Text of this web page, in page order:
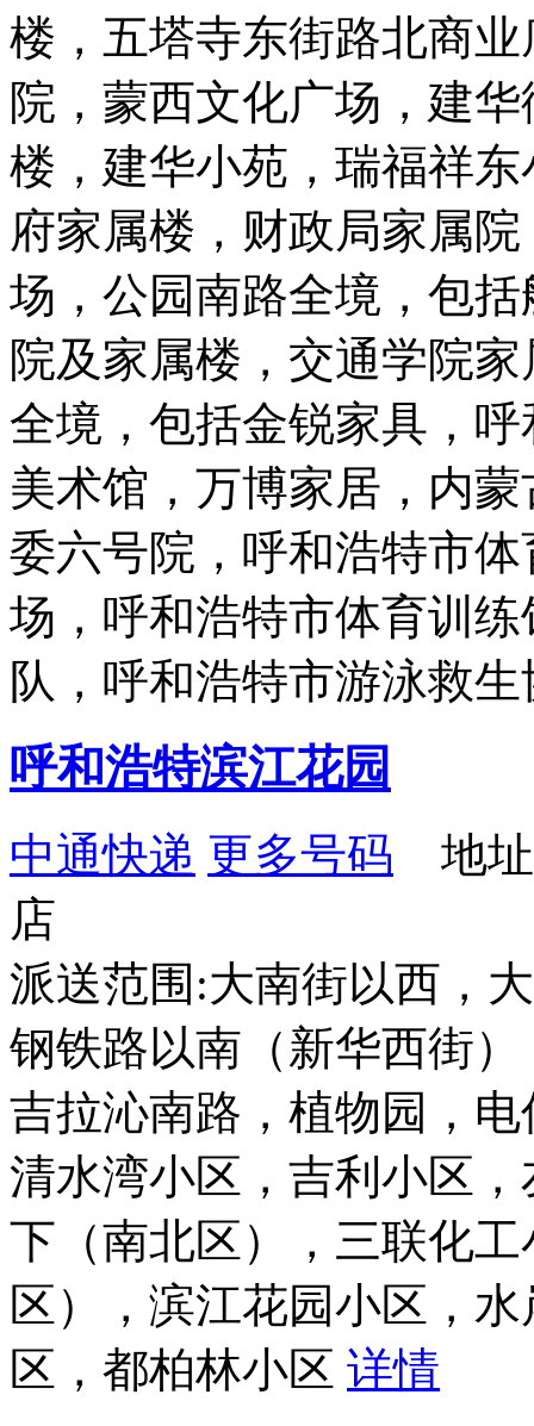
楼，五塔寺东街路北商
院，蒙西文化广场，建
楼，建华小苑，瑞福祥
府家属楼，财政局家属
场，公园南路全境，包
院及家属楼，交通学院
全境，包括金锐家具，
美术馆，万博家居，内
委六号院，呼和浩特市
场，呼和浩特市体育训
队，呼和浩特市游泳救
呼和浩特滨江花园
中通快递 更多号码 地址
店
派送范围:大南街以西，
钢铁路以南（新华西街
吉拉沁南路，植物园，
清水湾小区，吉利小区
下（南北区），三联化
区），滨江花园小区，
区，都柏林小区 详情